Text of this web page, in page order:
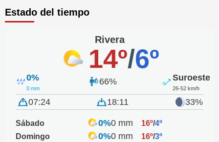
Estado del tiempo
Rivera
14º/6º
0%
0 mm
66% Suroeste
26-52 km/h
07:24 18:11 33%
Sábado 0%0 mm 16º/4º
Domingo
0%0 mm 16º/3º